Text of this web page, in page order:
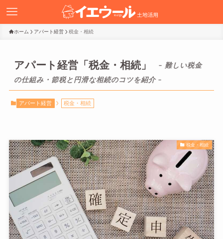
ホーム アパート経営 税金・相続
アパート経営「税金・相続」 – 難しい税金
の仕組み・節税と円滑な相続のコツを紹介 –
アパート経営 税金・相続
税金・相続